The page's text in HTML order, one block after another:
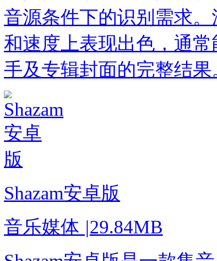
音源条件下的识别需求
和速度上表现出色，通
手及专辑封面的完整结果
Shazam安卓版
音乐媒体 |29.84MB